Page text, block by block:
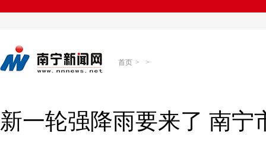
首页 > >
新一轮强降雨要来了 南宁